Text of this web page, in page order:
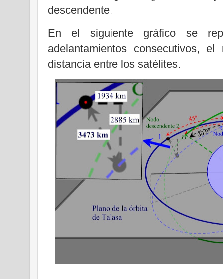
descendente.
En el siguiente gráfico se
adelantamientos consecutivos,
distancia entre los satélites.